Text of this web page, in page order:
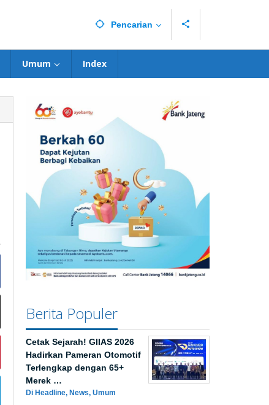
Pencarian
Umum Index
Berita Populer
Cetak Sejarah! GIIAS 2026
Hadirkan Pameran Otomotif
Terlengkap dengan 65+
Merek …
Di Headline, News, Umum